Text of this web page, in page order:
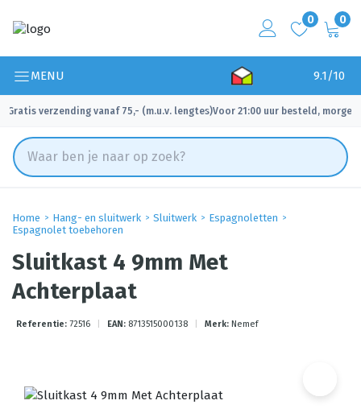
0 0
MENU 9.1/10
Gratis verzending vanaf 75,- (m.u.v. lengtes)
✓ Voor 21:00 uur besteld, morgen
Home Hang- en sluitwerk Sluitwerk
Espagnoletten
Espagnolet toebehoren
Sluitkast 4 9mm Met
Achterplaat
Referentie: 72516 EAN: 8713515000138 Merk: Nemef